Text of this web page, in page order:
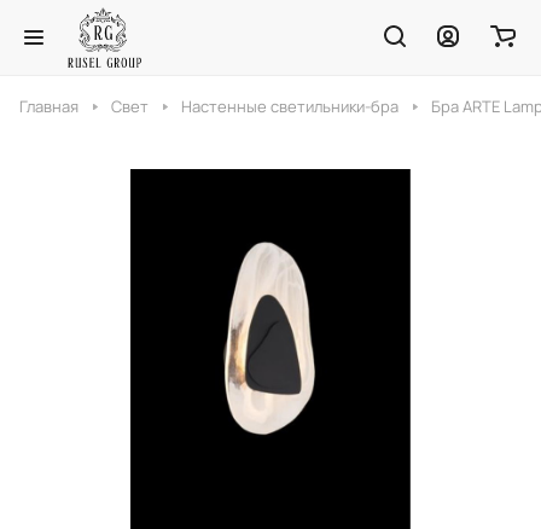
Главная Свет Настенные светильники-бра Бра ARTE